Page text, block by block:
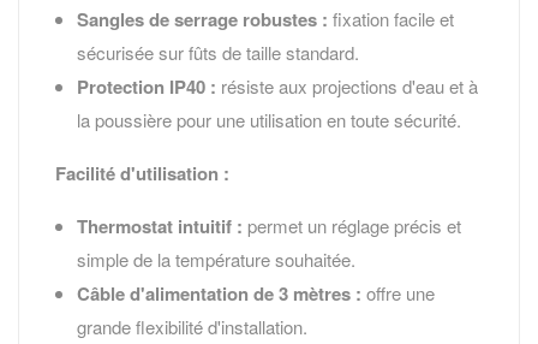
Sangles de serrage robustes : fixation facile et
sécurisée sur fûts de taille standard.
Protection IP40 : résiste aux projections d'eau et à
la poussière pour une utilisation en toute sécurité.
Facilité d'utilisation :
Thermostat intuitif : permet un réglage précis et
simple de la température souhaitée.
Câble d'alimentation de 3 mètres : offre une
grande flexibilité d'installation.